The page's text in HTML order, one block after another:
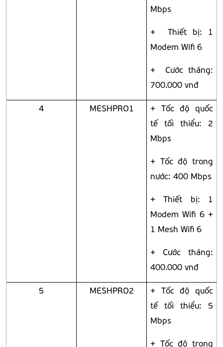
Mbps
+ Thiết bị: 1
Modem Wifi 6
+ Cước tháng:
700.000 vnđ
4 MESHPRO1
+ Tốc độ quốc
tế tối thiểu: 2
Mbps
+ Tốc độ trong
nước: 400 Mbps
+ Thiết bị: 1
Modem Wifi 6 +
1 Mesh Wifi 6
+ Cước tháng:
400.000 vnđ
5 MESHPRO2
+ Tốc độ quốc
tế tối thiểu: 5
Mbps
+ Tốc độ trong